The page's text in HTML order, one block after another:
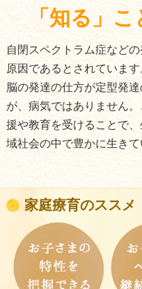
「知る」
自閉スペクトラム症など
原因であるとされています
脳の発達の仕方が定型発
が、病気ではありません
援や教育を受けることで
域社会の中で豊かに生き
家庭療育のススメ